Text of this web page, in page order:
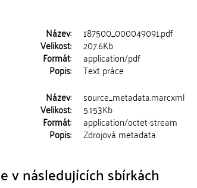
Název: 187500_000049091.pdf
Velikost: 207.6Kb
Formát: application/pdf
Popis: Text práce
Název: source_metadata.marcxml
Velikost: 5.153Kb
Formát: application/octet-stream
Popis: Zdrojová metadata
v následujících sbírkách